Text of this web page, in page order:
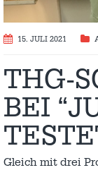
15. JULI 2021
THG-
BEI
Gleich mit drei